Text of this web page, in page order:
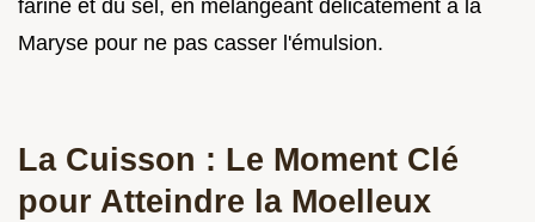
farine et du sel, en mélangeant délicatement à la
Maryse pour ne pas casser l'émulsion.
La Cuisson : Le Moment Clé
pour Atteindre la Moelleux